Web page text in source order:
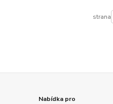
strana
Nabídka pro